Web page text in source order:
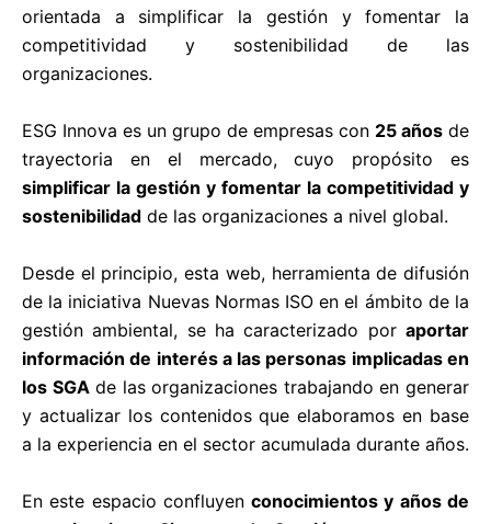
Buscar Enviar
orientada a simplificar la gestión y fomentar la
competitividad y sostenibilidad de las
organizaciones.
ESG Innova es un grupo de empresas con 25 años de
trayectoria en el mercado, cuyo propósito es
simplificar la gestión y fomentar la competitividad y
sostenibilidad de las organizaciones a nivel global.
Desde el principio, esta web, herramienta de difusión
de la iniciativa Nuevas Normas ISO en el ámbito de la
gestión ambiental, se ha caracterizado por aportar
información de interés a las personas implicadas en
los SGAde las organizaciones trabajando en generar
y actualizar los contenidos que elaboramos en base
a la experiencia en el sector acumulada durante años.
En este espacio confluyenconocimientos y años de